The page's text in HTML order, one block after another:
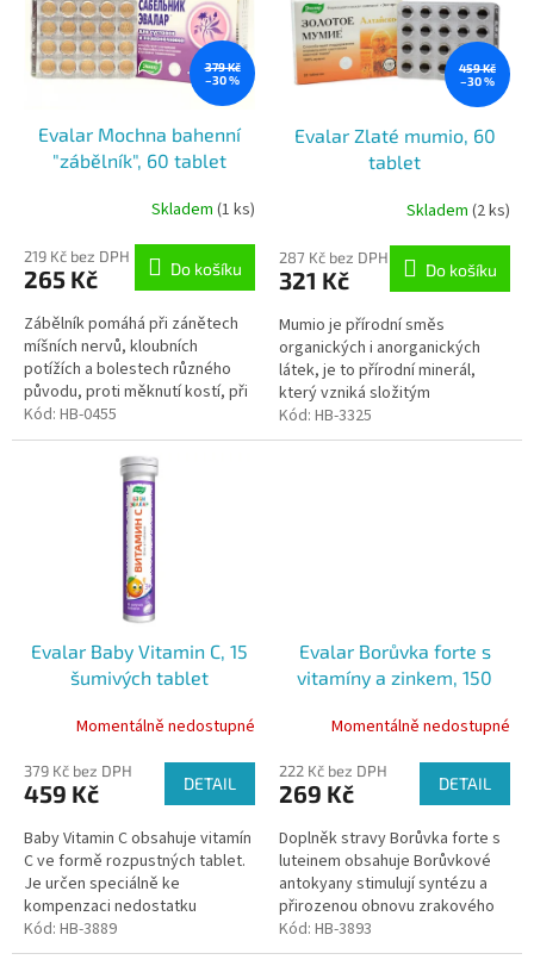
379 Kč
–30 %
Evalar Mochna bahenní
"zábělník", 60 tablet
Skladem (1 ks)
219 Kč bez DPH
265 Kč Do košíku
Zábělník pomáhá při zánětech
míšních nervů, kloubních
potížích a bolestech různého
původu, proti měknutí kostí, při
ukládání solí, bolestech páteře.
Kód: HB-0455
459 Kč
–30 %
Evalar Zlaté mumio, 60
tablet
Skladem (2 ks)
287 Kč bez DPH
321 Kč Do košíku
Mumio je přírodní směs
organických i anorganických
látek, je to přírodní minerál,
který vzniká složitým
geologickým procesem. Je to
přírodní komplex, který
Kód: HB-3325
Evalar Baby Vitamin C, 15
šumivých tablet
Momentálně nedostupné
379 Kč bez DPH
459 Kč DETAIL
Baby Vitamin C obsahuje vitamín
C ve formě rozpustných tablet.
Je určen speciálně ke
kompenzaci nedostatku
vitaminu C u dětí od tří let.
Kód: HB-3889
Evalar Borůvka forte s
vitamíny a zinkem, 150
Momentálně nedostupné
222 Kč bez DPH
269 Kč DETAIL
Doplněk stravy Borůvka forte s
luteinem obsahuje Borůvkové
antokyany stimulují syntézu a
přirozenou obnovu zrakového
pigmentu rodopsinu, pomáhají
zvyšovat ostrost zraku,...
Kód: HB-3893